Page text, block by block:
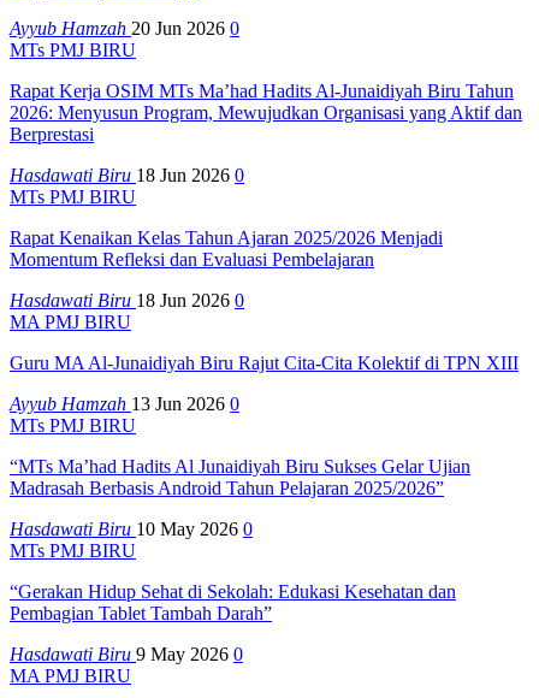
Ayyub Hamzah 20 Jun 2026 0
MTs PMJ BIRU
Rapat Kerja OSIM MTs Ma’had Hadits Al-Junaidiyah Biru Tahun
2026: Menyusun Program, Mewujudkan Organisasi yang Aktif dan
Berprestasi
Hasdawati Biru 18 Jun 2026 0
MTs PMJ BIRU
Rapat Kenaikan Kelas Tahun Ajaran 2025/2026 Menjadi
Momentum Refleksi dan Evaluasi Pembelajaran
Hasdawati Biru 18 Jun 2026 0
MA PMJ BIRU
Guru MA Al-Junaidiyah Biru Rajut Cita-Cita Kolektif di TPN XIII
Ayyub Hamzah 13 Jun 2026 0
MTs PMJ BIRU
“MTs Ma’had Hadits Al Junaidiyah Biru Sukses Gelar Ujian
Madrasah Berbasis Android Tahun Pelajaran 2025/2026”
Hasdawati Biru 10 May 2026 0
MTs PMJ BIRU
“Gerakan Hidup Sehat di Sekolah: Edukasi Kesehatan dan
Pembagian Tablet Tambah Darah”
Hasdawati Biru 9 May 2026 0
MA PMJ BIRU